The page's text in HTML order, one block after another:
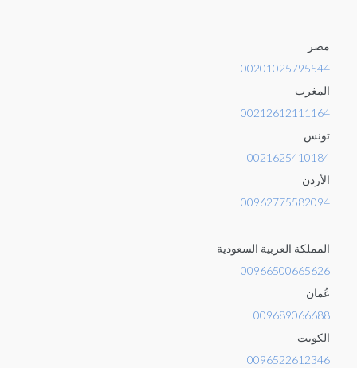
مصر
00201025795544
المغرب
00212612111164
تونس
0021625410184
الأردن
00962775582094
المملكة العربية السعودية
00966500665626
عُمان
009689066688
الكويت
0096522612346